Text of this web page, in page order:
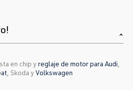
en chip yreglaje de motor para Audi
, Skoda yVolkswagen